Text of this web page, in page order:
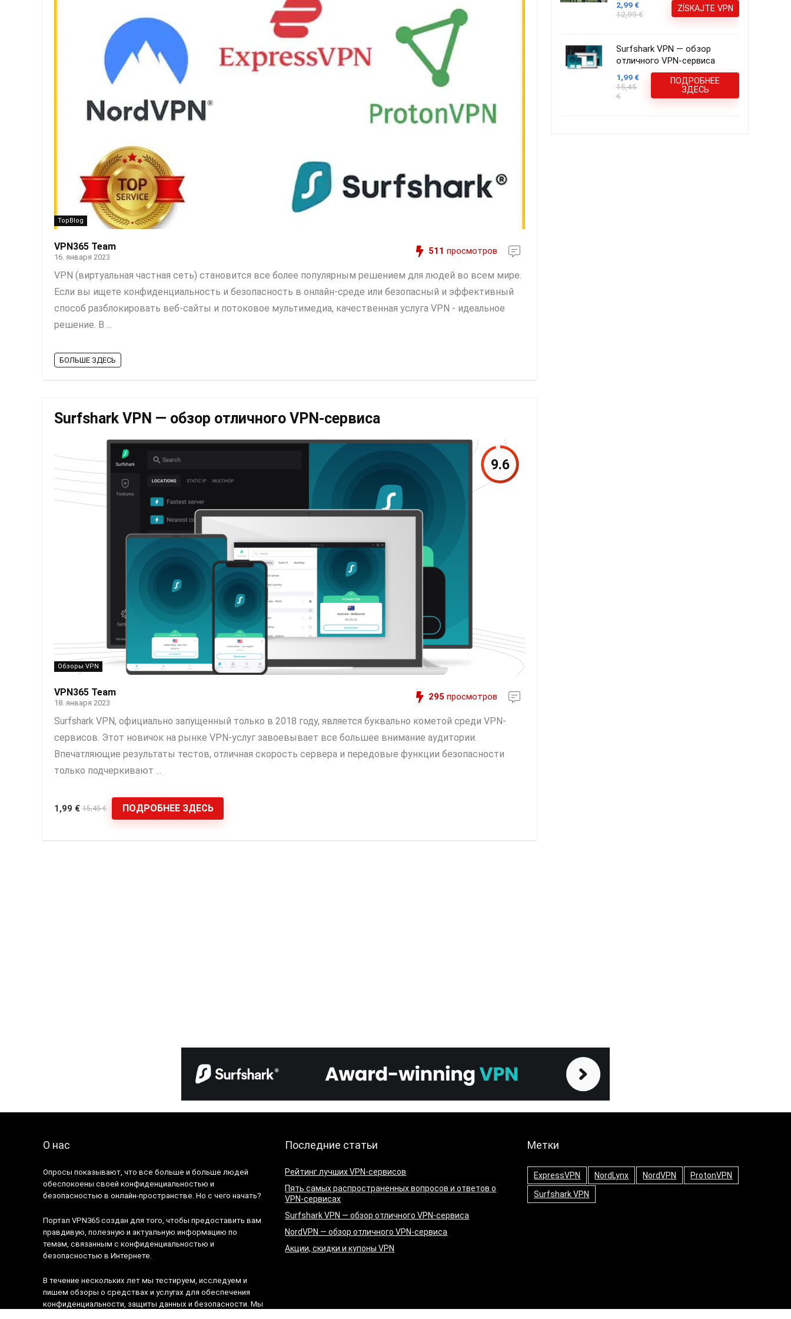
TopBlog
VPN365 Team
16. января 2023
511 просмотров
VPN (виртуальная частная сеть) становится все более популярным решением для людей во всем мире.
Если вы ищете конфиденциальность и безопасность в онлайн-среде или безопасный и эффективный
способ разблокировать веб-сайты и потоковое мультимедиа, качественная услуга VPN - идеальное
решение. В ...
БОЛЬШЕ ЗДЕСЬ
Surfshark VPN — обзор отличного VPN-сервиса
Обзоры VPN
9.6
VPN365 Team
18. января 2023
295 просмотров
Surfshark VPN, официально запущенный только в 2018 году, является буквально кометой среди VPN-
сервисов. Этот новичок на рынке VPN-услуг завоевывает все большее внимание аудитории.
Впечатляющие результаты тестов, отличная скорость сервера и передовые функции безопасности
только подчеркивают ...
1,99 € 15,45 € ПОДРОБНЕЕ ЗДЕСЬ
2,99 €
12,99 €
ZÍSKAJTE VPN
Surfshark VPN — обзор
отличного VPN-сервиса
1,99 €
15,45
€
ПОДРОБНЕЕ
ЗДЕСЬ
О нас
Опросы показывают, что все больше и больше людей
обеспокоены своей конфиденциальностью и
безопасностью в онлайн-пространстве. Но с чего начать?
Портал VPN365 создан для того, чтобы предоставить вам
правдивую, полезную и актуальную информацию по
темам, связанным с конфиденциальностью и
безопасностью в Интернете.
В течение нескольких лет мы тестируем, исследуем и
пишем обзоры о средствах и услугах для обеспечения
конфиденциальности, защиты данных и безопасности. Мы
Последние статьи
Рейтинг лучших VPN-сервисов
Пять самых распространенных вопросов и ответов о
VPN-сервисах
Surfshark VPN — обзор отличного VPN-сервиса
NordVPN — обзор отличного VPN-сервиса
Акции, скидки и купоны VPN
Метки
ExpressVPN NordLynx NordVPN
ProtonVPN
Surfshark VPN